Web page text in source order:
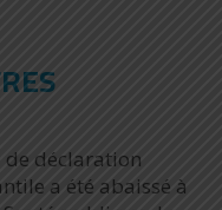
de déclaration
a été abaissé à